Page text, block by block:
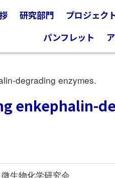
研究部門 プロジェク
パンフレット
degrading enzymes.
enkephalin-
生物化学研究会